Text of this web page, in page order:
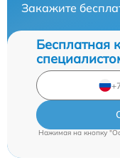
Закажите
Бесплатная
Нажимая на кнопку